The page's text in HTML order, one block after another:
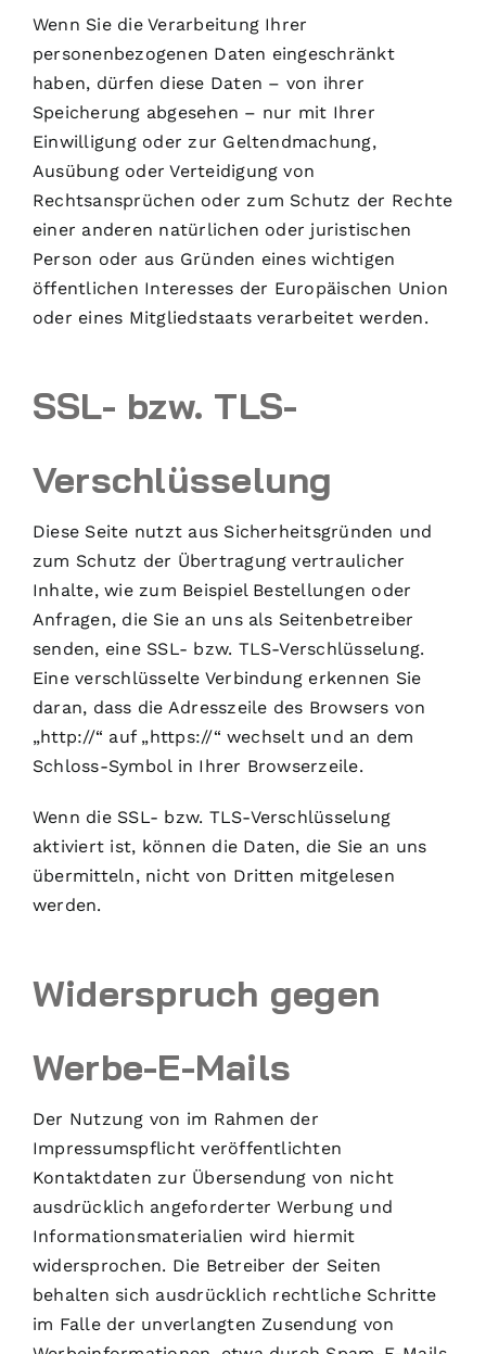
Wenn Sie die Verarbeitung Ihrer
personenbezogenen Daten eingeschränkt
haben, dürfen diese Daten – von ihrer
Speicherung abgesehen – nur mit Ihrer
Einwilligung oder zur Geltendmachung,
Ausübung oder Verteidigung von
Rechtsansprüchen oder zum Schutz der Rechte
einer anderen natürlichen oder juristischen
Person oder aus Gründen eines wichtigen
öffentlichen Interesses der Europäischen Union
oder eines Mitgliedstaats verarbeitet werden.
SSL- bzw. TLS-
Verschlüsselung
Diese Seite nutzt aus Sicherheitsgründen und
zum Schutz der Übertragung vertraulicher
Inhalte, wie zum Beispiel Bestellungen oder
Anfragen, die Sie an uns als Seitenbetreiber
senden, eine SSL- bzw. TLS-Verschlüsselung.
Eine verschlüsselte Verbindung erkennen Sie
daran, dass die Adresszeile des Browsers von
„http://“ auf „https://“ wechselt und an dem
Schloss-Symbol in Ihrer Browserzeile.
Wenn die SSL- bzw. TLS-Verschlüsselung
aktiviert ist, können die Daten, die Sie an uns
übermitteln, nicht von Dritten mitgelesen
werden.
Widerspruch gegen
Werbe-E-Mails
Der Nutzung von im Rahmen der
Impressumspflicht veröffentlichten
Kontaktdaten zur Übersendung von nicht
ausdrücklich angeforderter Werbung und
Informationsmaterialien wird hiermit
widersprochen. Die Betreiber der Seiten
behalten sich ausdrücklich rechtliche Schritte
im Falle der unverlangten Zusendung von